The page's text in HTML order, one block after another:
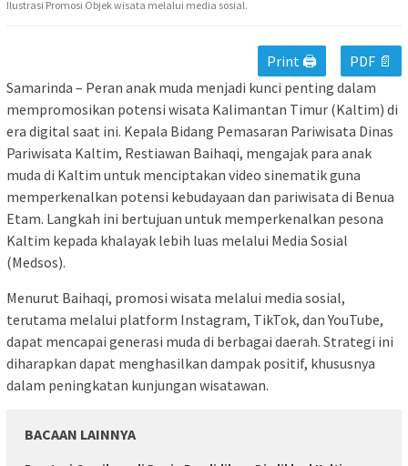
Ilustrasi Promosi Objek wisata melalui media sosial.
Print 🖨
PDF 📄
Samarinda – Peran anak muda menjadi kunci penting dalam
mempromosikan potensi wisata Kalimantan Timur (Kaltim) di
era digital saat ini. Kepala Bidang Pemasaran Pariwisata Dinas
Pariwisata Kaltim, Restiawan Baihaqi, mengajak para anak
muda di Kaltim untuk menciptakan video sinematik guna
memperkenalkan potensi kebudayaan dan pariwisata di Benua
Etam. Langkah ini bertujuan untuk memperkenalkan pesona
Kaltim kepada khalayak lebih luas melalui Media Sosial
(Medsos).
Menurut Baihaqi, promosi wisata melalui media sosial,
terutama melalui platform Instagram, TikTok, dan YouTube,
dapat mencapai generasi muda di berbagai daerah. Strategi ini
diharapkan dapat menghasilkan dampak positif, khususnya
dalam peningkatan kunjungan wisatawan.
BACAAN LAINNYA